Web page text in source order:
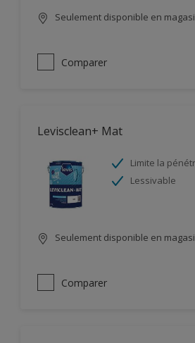
Seulement disponible en
Comparer
Levisclean+ Mat
Limite la
Lessivable
Seulement disponible en
Comparer